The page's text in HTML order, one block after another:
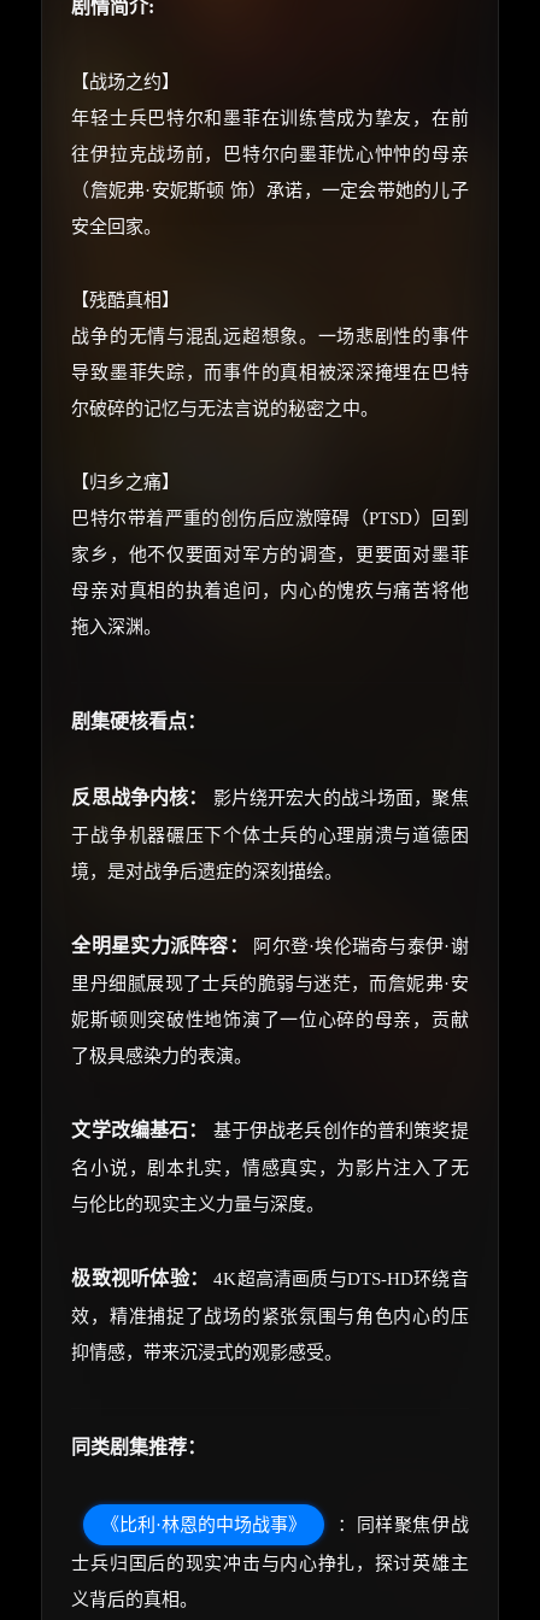
剧情简介:
【战场之约】
年轻士兵巴特尔和墨菲在训练营成为挚友，在前
往伊拉克战场前，巴特尔向墨菲忧心忡忡的母亲
（詹妮弗·安妮斯顿 饰）承诺，一定会带她的儿子
安全回家。
【残酷真相】
战争的无情与混乱远超想象。一场悲剧性的事件
导致墨菲失踪，而事件的真相被深深掩埋在巴特
尔破碎的记忆与无法言说的秘密之中。
【归乡之痛】
巴特尔带着严重的创伤后应激障碍（PTSD）回到
家乡，他不仅要面对军方的调查，更要面对墨菲
母亲对真相的执着追问，内心的愧疚与痛苦将他
拖入深渊。
剧集硬核看点：
反思战争内核：
影片绕开宏大的战斗场面，聚焦
于战争机器碾压下个体士兵的心理崩溃与道德困
境，是对战争后遗症的深刻描绘。
全明星实力派阵容：
阿尔登·埃伦瑞奇与泰伊·谢
里丹细腻展现了士兵的脆弱与迷茫，而詹妮弗·安
妮斯顿则突破性地饰演了一位心碎的母亲，贡献
了极具感染力的表演。
文学改编基石：
基于伊战老兵创作的普利策奖提
名小说，剧本扎实，情感真实，为影片注入了无
与伦比的现实主义力量与深度。
极致视听体验：
4K超高清画质与DTS-HD环绕音
效，精准捕捉了战场的紧张氛围与角色内心的压
抑情感，带来沉浸式的观影感受。
同类剧集推荐：
《比利·林恩的中场战事》
：同样聚焦伊战
士兵归国后的现实冲击与内心挣扎，探讨英雄主
义背后的真相。
朋友们辛苦了 💦
你需要的各种会员，都可低价购买！
还有支付宝现金红包、外卖红包、
⚡ 前往【大淘客】领红包